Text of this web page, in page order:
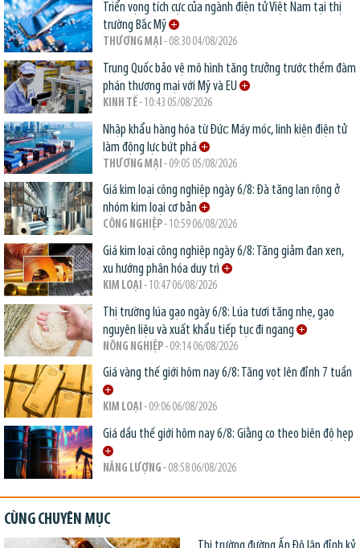
Triển vọng tích cực của ngành điện tử Việt Nam tại thị
trường Bắc Mỹ
THƯƠNG MẠI - 08:30 04/08/2026
Trung Quốc bảo vệ mô hình tăng trưởng trước thềm đàm
phán thương mại với Mỹ và EU
KINH TẾ- 10:43 05/08/2026
Nhập khẩu hàng hóa từ Đức: Máy móc, linh kiện điện tử
làm động lực bứt phá
THƯƠNG MẠI - 09:05 05/08/2026
Giá kim loại công nghiệp ngày 6/8: Đà tăng lan rộng ở
nhóm kim loại cơ bản
CÔNG NGHIỆP- 10:59 06/08/2026
Giá kim loại công nghiệp ngày 6/8: Tăng giảm đan xen,
xu hướng phân hóa duy trì
KIM LOẠI - 10:47 06/08/2026
Thị trường lúa gạo ngày 6/8: Lúa tươi tăng nhẹ, gạo
nguyên liệu và xuất khẩu tiếp tục đi ngang
NÔNG NGHIỆP- 09:14 06/08/2026
Giá vàng thế giới hôm nay 6/8: Tăng vọt lên đỉnh 7 tuần
KIM LOẠI - 09:06 06/08/2026
Giá dầu thế giới hôm nay 6/8: Giằng co theo biên độ hẹp
NĂNG LƯỢNG - 08:58 06/08/2026
CÙNG CHUYÊN MỤC